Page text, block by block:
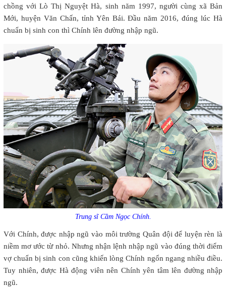
chồng với Lò Thị Nguyệt Hà, sinh năm 1997, người cùng xã Bản
Mới, huyện Văn Chấn, tỉnh Yên Bái. Đầu năm 2016, đúng lúc Hà
chuẩn bị sinh con thì Chính lên đường nhập ngũ.
Trung sĩ Cầm Ngọc Chính.
Với Chính, được nhập ngũ vào môi trường Quân đội để luyện rèn là
niềm mơ ước từ nhỏ. Nhưng nhận lệnh nhập ngũ vào đúng thời điểm
vợ chuẩn bị sinh con cũng khiến lòng Chính ngổn ngang nhiều điều.
Tuy nhiên, được Hà động viên nên Chính yên tâm lên đường nhập
ngũ.